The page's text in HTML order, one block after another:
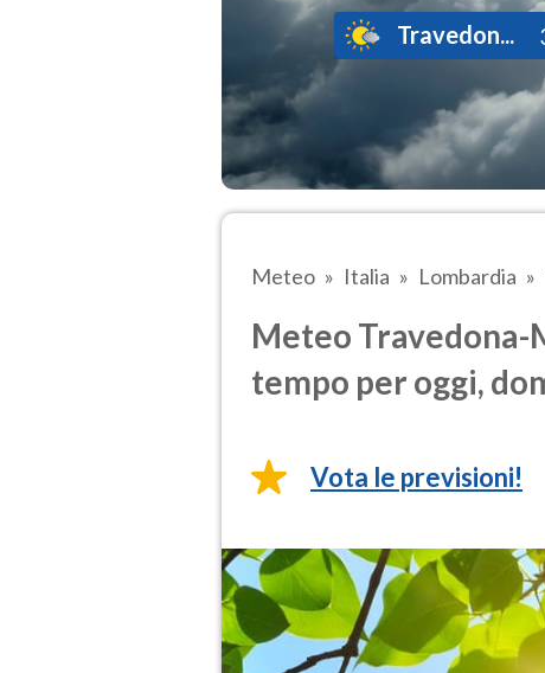
Travedon...
Meteo Italia Lombardia
Meteo Travedona-
tempo per oggi,
Vota le previsioni!